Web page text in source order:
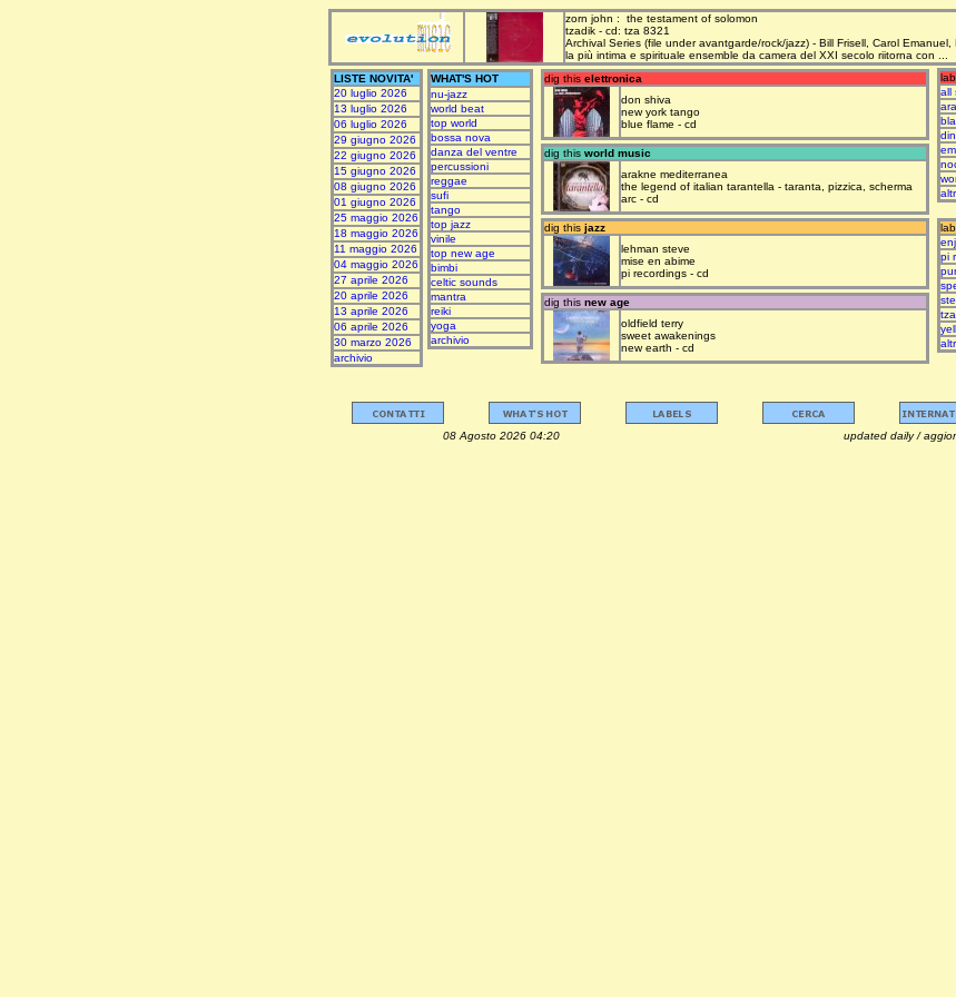
zorn john : the testament of solomon
tzadik - cd: tza 8321
Archival Series (file under avantgarde/rock/jazz) - Bill Frisell, Carol
la più intima e spirituale ensemble da camera del XXI secolo riitorna con ...
LISTE NOVITA'
20 luglio 2026
13 luglio 2026
06 luglio 2026
29 giugno 2026
22 giugno 2026
15 giugno 2026
08 giugno 2026
01 giugno 2026
25 maggio 2026
18 maggio 2026
11 maggio 2026
04 maggio 2026
27 aprile 2026
20 aprile 2026
13 aprile 2026
06 aprile 2026
30 marzo 2026
archivio
WHAT'S HOT
nu-jazz
world beat
top world
bossa nova
danza del ventre
percussioni
reggae
sufi
tango
top jazz
vinile
top new age
bimbi
celtic sounds
mantra
reiki
yoga
archivio
dig this elettronica
don shiva
new york tango
blue flame - cd
dig this world music
arakne mediterranea
the legend of italian tarantella - taranta, pizzica, scherma
arc - cd
dig this jazz
lehman steve
mise en abime
pi recordings - cd
dig this new age
oldfield terry
sweet awakenings
new earth - cd
all
pi
08 Agosto 2026 04:20 updated daily / aggiornato